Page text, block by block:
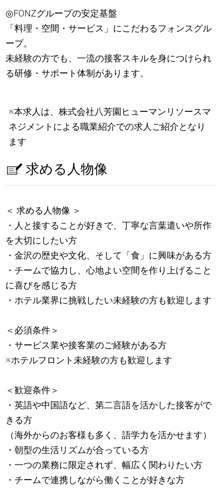
◎FONZグループの安定基盤
「料理・空間・サービス」にこだわるフォンスグル
ープ。
未経験の方でも、一流の接客スキルを身につけられ
る研修・サポート体制があります。
※本求人は、株式会社八芳園ヒューマンリソースマ
ネジメントによる職業紹介での求人ご紹介となり
ます
求める人物像
＜ 求める人物像 ＞
・人と接することが好きで、丁寧な言葉遣いや所作
を大切にしたい方
・金沢の歴史や文化、そして「食」に興味がある方
・チームで協力し、心地よい空間を作り上げること
に喜びを感じる方
・ホテル業界に挑戦したい未経験の方も歓迎します
＜必須条件＞
・サービス業や接客業のご経験がある方
※ホテルフロント未経験の方も歓迎します
＜歓迎条件＞
・英語や中国語など、第二言語を活かした接客がで
きる方
（海外からのお客様も多く、語学力を活かせます）
・朝型の生活リズムが合っている方
・一つの業務に限定されず、幅広く関わりたい方
・チームで連携しながら働くことが好きな方